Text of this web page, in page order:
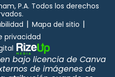
P.A. Todos los derechos
| Mapa del sitio |
privacidad
bajo licencia de Canva
de imágenes de